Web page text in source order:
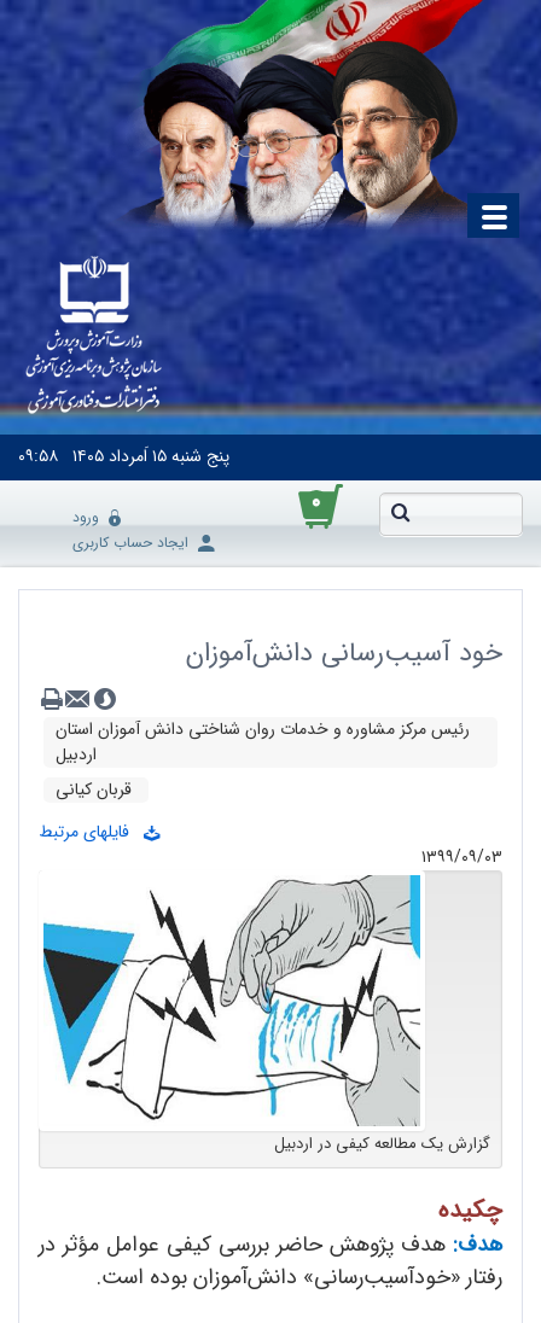
پنج شنبه۱۵ اَمرداد ۱۴۰۵ ۰۹:۵۸
۰
ورود
ایجاد حساب کاربری
خود آسیب‌رسانی دانش‌آموزان
رئیس مرکز مشاوره و خدمات روان شناختی دانش آموزان استان
اردبیل
قربان کیانی
فایلهای مرتبط
۱۳۹۹/۰۹/۰۳
گزارش یک مطالعه کیفی در اردبیل
چکیده
هدف: هدف پژوهش حاضر بررسی کیفی عوامل مؤثر در
رفتار «خودآسیب‌رسانی» دانش‌آ‌موزان بوده است.